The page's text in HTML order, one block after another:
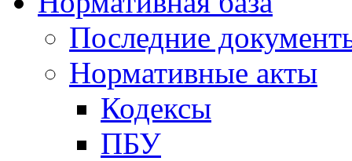
Последние
Нормативные акты
Кодексы
ПБУ